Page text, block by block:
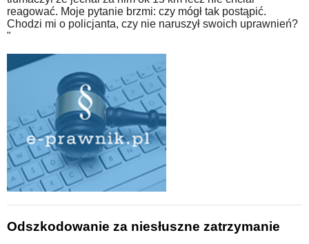
reagować. Moje pytanie brzmi: czy mógł tak postąpić.
Chodzi mi o policjanta, czy nie naruszył swoich uprawnień?
"
Odszkodowanie za niesłuszne zatrzymanie